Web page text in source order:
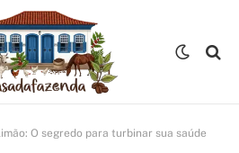
O segredo para turbinar sua saúde